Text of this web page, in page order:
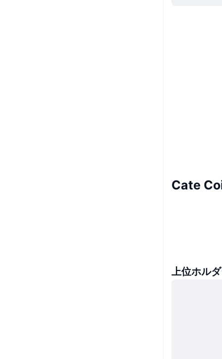
Cate
上位ホル